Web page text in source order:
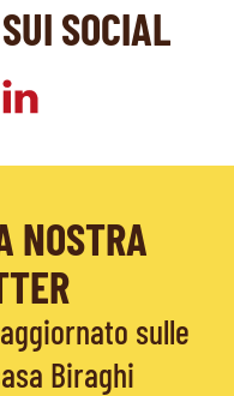
SOCIAL
NOSTRA
sulle
Biraghi